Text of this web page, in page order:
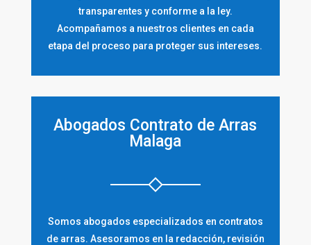
transparentes y conforme a la ley.
Acompañamos a nuestros clientes en cada
etapa del proceso para proteger sus intereses.
Abogados Contrato de Arras
Malaga
Somos abogados especializados en contratos
de arras. Asesoramos en la redacción, revisión